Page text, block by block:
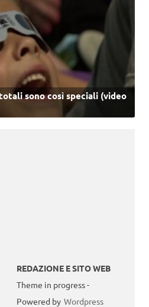
sono così speciali (video
REDAZIONE E SITO WEB
Theme in progress -
Powered by Wordpress